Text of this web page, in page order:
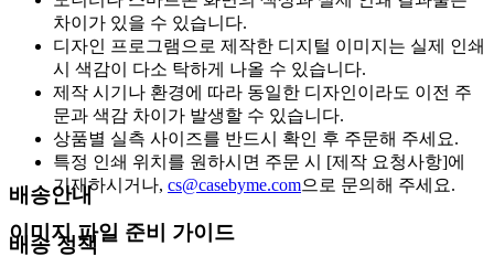
차이가 있을 수 있습니다.
디자인 프로그램으로 제작한 디지털 이미지는 실제 인쇄
시 색감이 다소 탁하게 나올 수 있습니다.
제작 시기나 환경에 따라 동일한 디자인이라도 이전 주
문과 색감 차이가 발생할 수 있습니다.
상품별 실측 사이즈를 반드시 확인 후 주문해 주세요.
특정 인쇄 위치를 원하시면 주문 시 [제작 요청사항]에
기재하시거나, cs@casebyme.com으로 문의해 주세요.
이미지 파일 준비 가이드
배송안내
배송 정책